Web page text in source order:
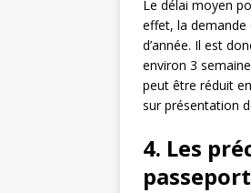
Le délai moyen
effet, la demande
d’année. Il est
environ 3
peut être réduit
sur présentation
4. Les
passeport